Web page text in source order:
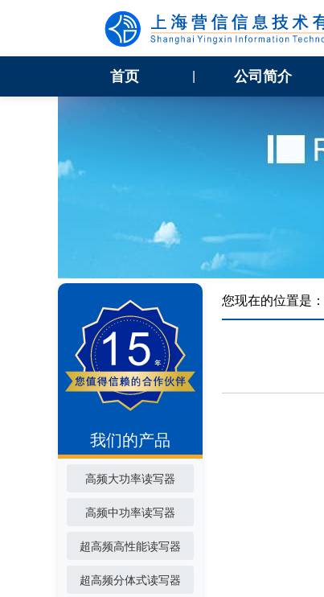
首页 公司简介
我们的产品
高频大功率读写器
高频中功率读写器
超高频高性能读写器
超高频分体式读写器
您现在的位置是：